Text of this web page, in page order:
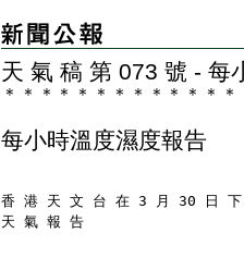
天 氣 稿 第 073 號 - 每
＊ ＊ ＊ ＊ ＊ ＊ ＊ ＊ ＊ ＊ ＊ ＊ ＊
每小時溫度濕度報告
香 港 天 文 台 在 3 月 30 日
天 氣 報 告